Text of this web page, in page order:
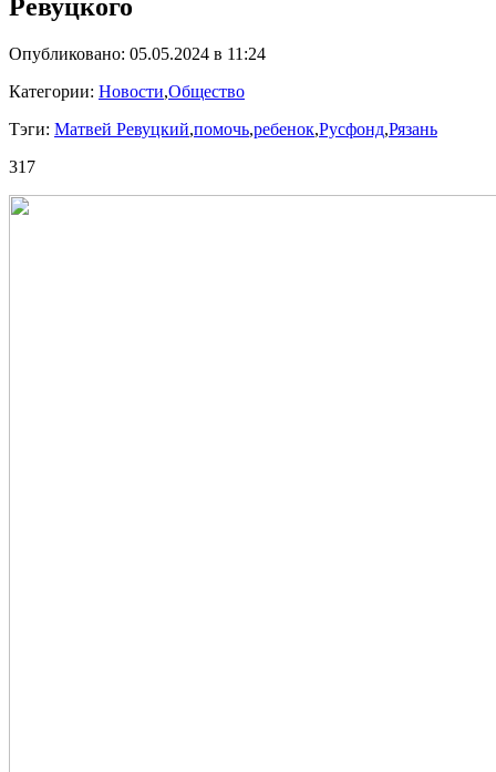
Ревуцкого
Опубликовано: 05.05.2024 в 11:24
Категории: Новости,Общество
Тэги: Матвей Ревуцкий,помочь,ребенок,Русфонд,Рязань
317